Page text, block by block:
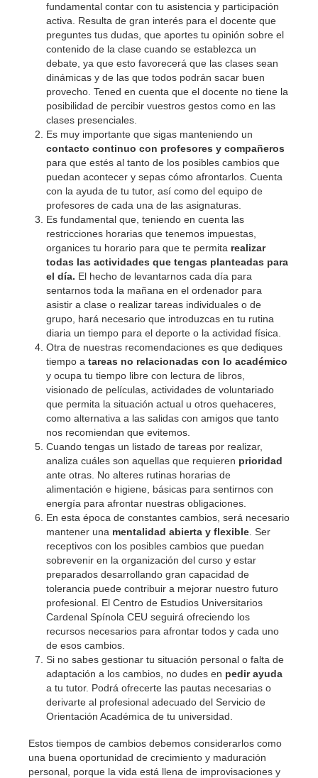
fundamental contar con tu asistencia y participación
activa. Resulta de gran interés para el docente que
preguntes tus dudas, que aportes tu opinión sobre el
contenido de la clase cuando se establezca un
debate, ya que esto favorecerá que las clases sean
dinámicas y de las que todos podrán sacar buen
provecho. Tened en cuenta que el docente no tiene la
posibilidad de percibir vuestros gestos como en las
clases presenciales.
Es muy importante que sigas manteniendo un
contacto continuo con profesores y compañeros
para que estés al tanto de los posibles cambios que
puedan acontecer y sepas cómo afrontarlos. Cuenta
con la ayuda de tu tutor, así como del equipo de
profesores de cada una de las asignaturas.
Es fundamental que, teniendo en cuenta las
restricciones horarias que tenemos impuestas,
organices tu horario para que te permita realizar
todas las actividades que tengas planteadas para
el día. El hecho de levantarnos cada día para
sentarnos toda la mañana en el ordenador para
asistir a clase o realizar tareas individuales o de
grupo, hará necesario que introduzcas en tu rutina
diaria un tiempo para el deporte o la actividad física.
Otra de nuestras recomendaciones es que dediques
tiempo a tareas no relacionadas con lo académico
y ocupa tu tiempo libre con lectura de libros,
visionado de películas, actividades de voluntariado
que permita la situación actual u otros quehaceres,
como alternativa a las salidas con amigos que tanto
nos recomiendan que evitemos.
Cuando tengas un listado de tareas por realizar,
analiza cuáles son aquellas que requieren prioridad
ante otras. No alteres rutinas horarias de
alimentación e higiene, básicas para sentirnos con
energía para afrontar nuestras obligaciones.
En esta época de constantes cambios, será necesario
mantener una mentalidad abierta y flexible . Ser
receptivos con los posibles cambios que puedan
sobrevenir en la organización del curso y estar
preparados desarrollando gran capacidad de
tolerancia puede contribuir a mejorar nuestro futuro
profesional. El Centro de Estudios Universitarios
Cardenal Spínola CEU seguirá ofreciendo los
recursos necesarios para afrontar todos y cada uno
de esos cambios.
Si no sabes gestionar tu situación personal o falta de
adaptación a los cambios, no dudes en pedir ayuda
a tu tutor. Podrá ofrecerte las pautas necesarias o
derivarte al profesional adecuado del Servicio de
Orientación Académica de tu universidad.
Estos tiempos de cambios debemos considerarlos como
una buena oportunidad de crecimiento y maduración
personal, porque la vida está llena de improvisaciones y